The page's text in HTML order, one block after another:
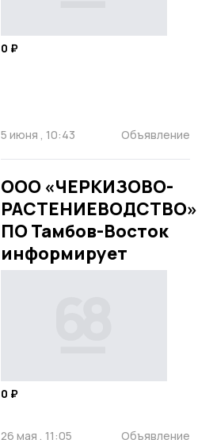
0 ₽
5 июня , 10:43 Объявление
ООО «ЧЕРКИЗОВО-
РАСТЕНИЕВОДСТВО»
ПО Тамбов-Восток
информирует
0 ₽
26 мая , 11:05 Объявление